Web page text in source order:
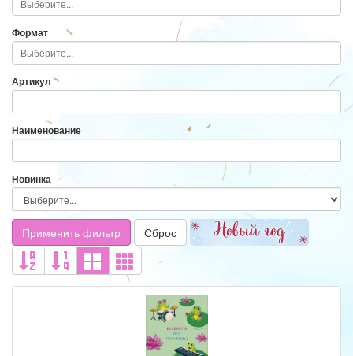
Формат
Артикул
Наименование
Новинка
Применить фильтр Сброс